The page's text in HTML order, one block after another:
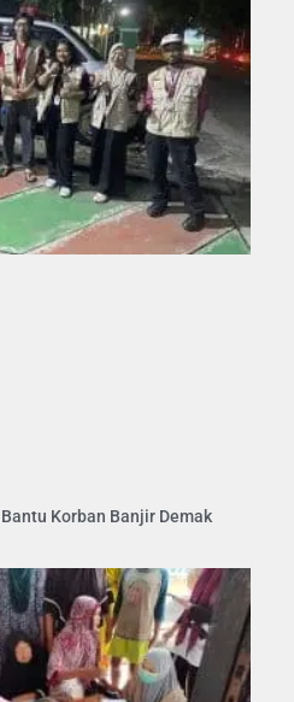
Korban Banjir Demak